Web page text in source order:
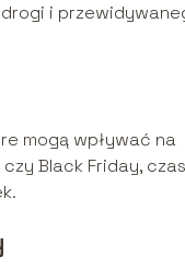
i
mogą wpływać na
Black Friday, czas